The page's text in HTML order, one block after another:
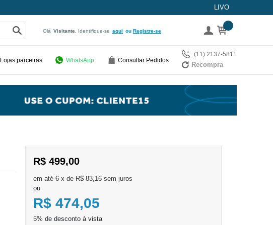
LIVO
Olá Visitante , Identifique-se aqui Registre-se
Lojas parceiras WhatsApp Consultar Pedidos
(11) 2137-5811
Recompra
R$ 499,00
6 x de R$ 83,16 sem juros
ou
R$ 474,05